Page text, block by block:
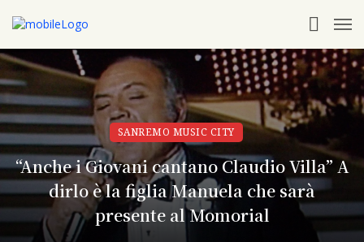
SANREMO MUSIC CITY
“Anche i Giovani cantano Claudio Villa” A
dirlo è la figlia Manuela che sarà
presente al Momorial